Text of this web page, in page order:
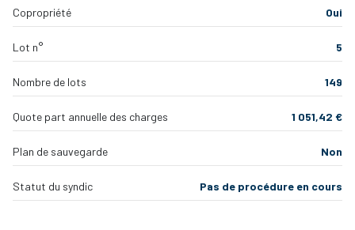
interphone
salle de bain
WC 1.22 m²
Copropriété Oui
Lot n° 5
Nombre de lots 149
Quote part annuelle des charges 1 051,42 €
Plan de sauvegarde Non
Statut du syndic Pas de procédure en cours